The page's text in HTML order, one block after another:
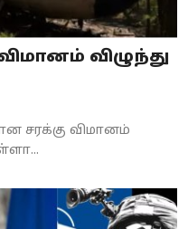
விழுந்து
சரக்கு விமானம்